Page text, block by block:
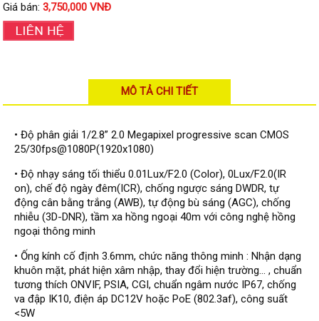
Đầu ghi Visionhitech
Đầu ghi KBVISION
Thiết bị Enforcer
access control
Khóa điện tử VIRO
Khóa điện tử KBVISION
Access control Syris
Giải pháp
LẮP ĐẶT CAMERA TRỌN GÓI
GIẢI PHÁP CAMERA AN NINH
BÁO ĐỘNG CHỐNG TRỘM
GIẢI PHÁP GIÁM SÁT RA VÀO
Giá bán:3,750,000 VNĐ
MÔ TẢ CHI TIẾT
• Độ phân giải 1/2.8” 2.0 Megapixel progressive scan CMOS
25/30fps@1080P(1920x1080)
• Độ nhạy sáng tối thiểu 0.01Lux/F2.0 (Color), 0Lux/F2.0(IR
on), chế độ ngày đêm(ICR), chống ngược sáng DWDR, tự
động cân bằng trắng (AWB), tự động bù sáng (AGC), chống
nhiễu (3D-DNR), tầm xa hồng ngoại 40m với công nghệ hồng
ngoại thông minh
• Ống kính cố định 3.6mm, chức năng thông minh : Nhận dạng
khuôn mặt, phát hiện xâm nhập, thay đổi hiện trường... , chuẩn
tương thích ONVIF, PSIA, CGI, chuẩn ngâm nước IP67, chống
va đập IK10, điện áp DC12V hoặc PoE (802.3af), công suất
<5W